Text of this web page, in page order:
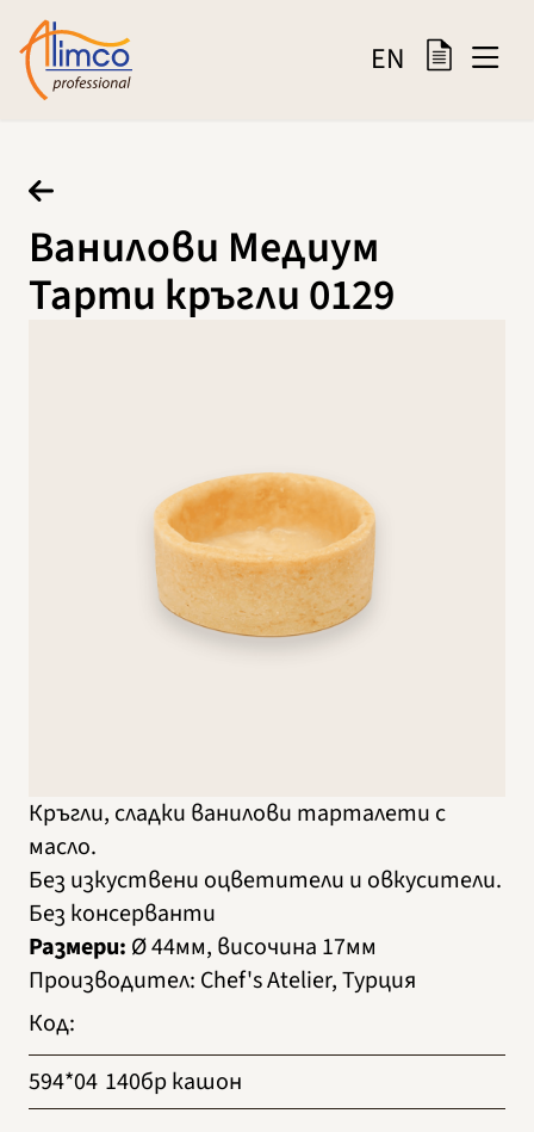
EN
Ванилови Медиум
Тарти кръгли 0129
Кръгли, сладки ванилови тарталети с
масло.
Без изкуствени оцветители и овкусители.
Без консерванти
Размери: Ø 44мм, височина 17мм
Производител: Chef's Atelier, Турция
Код:
594*04 140бр кашон